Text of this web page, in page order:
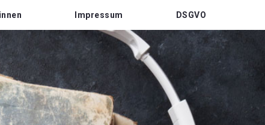
Impressum DSGVO